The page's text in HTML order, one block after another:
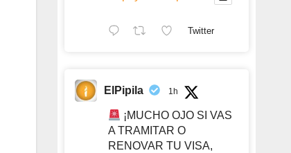
Twitter
ElPipila 1h
¡MUCHO OJO SI VAS
A TRAMITAR O
RENOVAR TU VISA,